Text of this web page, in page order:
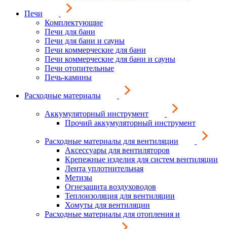
Печи
Комплектующие
Печи для бани
Печи для бани и сауны
Печи коммерческие для бани
Печи коммерческие для бани и сауны
Печи отопительные
Печь-камины
Расходные материалы
Аккумуляторный инструмент
Прочий аккумуляторный инструмент
Расходные материалы для вентиляции
Аксессуары для вентиляторов
Крепежные изделия для систем вентиляции
Лента уплотнительная
Метизы
Огнезащита воздуховодов
Теплоизоляция для вентиляции
Хомуты для вентиляции
Расходные материалы для отопления и